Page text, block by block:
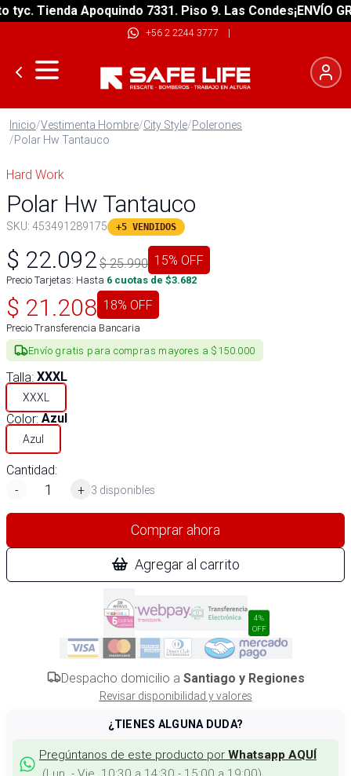
Tienda Apoquindo 7331. Piso 9. Las Condes¡ENVÍO
+56 2 2244 3777 |
Inicio/Vestimenta Hombre/City Style/Polerones
/Polar Hw Tantauco
Hard Work
Polar Hw Tantauco
SKU: 453491289175 +5 VENDIDOS
$ 22.092 $25.990 15% OFF
Precio Tarjetas: Hasta 6 cuotas de $3.682
$ 21.208 18% OFF
Precio Transferencia Bancaria
Envío gratis para compras mayores a $150.000
Talla: XXXL
XXXL
Color: Azul
Azul
Cantidad:
-
+ 3 disponibles
Comprar ahora
Agregar al carrito
4%
OFF
Despacho domicilio a Santiago y Regiones
Revisar disponibilidad y valores
¿TIENES ALGUNA DUDA?
Pregúntanos de este producto por Whatsapp AQUÍ
(Lun. - Vie. 10:30 a 14:30 - 15:00 a 19:00)